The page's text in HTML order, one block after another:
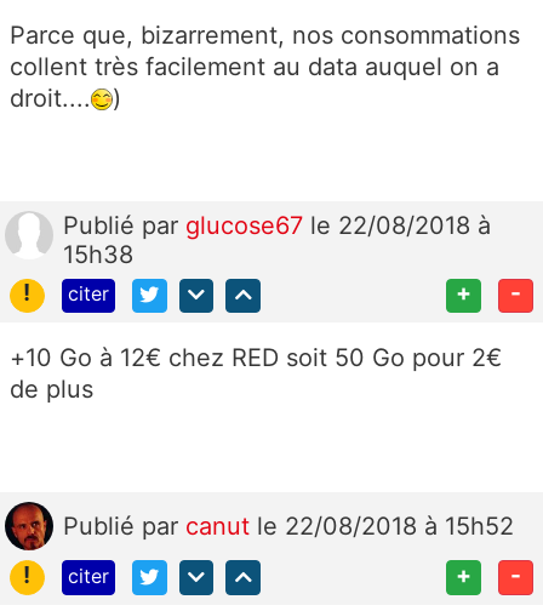
Parce que, bizarrement, nos consommations
collent très facilement au data auquel on a
droit....
)
Publié par glucose67 le 22/08/2018 à
15h38
!
citer + -
+10 Go à 12€ chez RED soit 50 Go pour 2€
de plus
Publié par canut le 22/08/2018 à 15h52
!
citer + -